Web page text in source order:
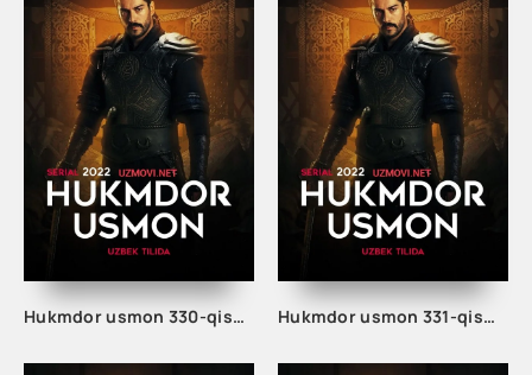
Hukmdor usmon 330-qism uzbek tilida Hukmdor usmon 331-qism uzbek tilida